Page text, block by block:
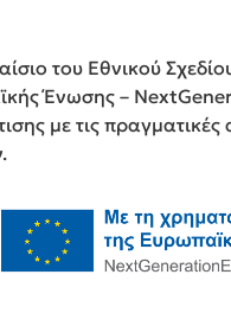
του Εθνικού
Ένωσης –
με τις